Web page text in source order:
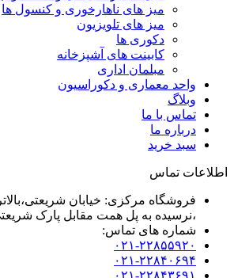
میز های ناهارخوری و کنسول ها
میز های تلویزیون
دکوری ها
کابینت های آشپزخانه
مبلمان اداری
واحد معماری و دکوراسیون
وبلاگ
تماس با ما
درباره ما
سبد خرید
اطلاعات تماس
فروشگاه مرکزی: خیابان
،نرسیده به پل همت مقابل پارک شریعتی
شماره های تماس:
۰۲۱-۲۲۸۵۵۹۲۰
۰۲۱-۲۲۸۴۰۶۹۴
۰۲۱-۲۲۸۴۳۶۹۱